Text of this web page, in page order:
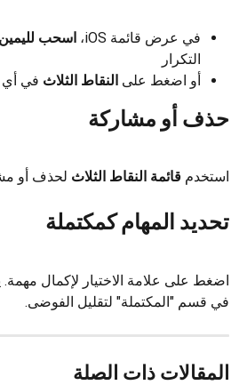
في عرض قائمة iOS، اسحب لليمين
التكرار
أو اضغط على النقاط الثلاث في أي
حذف أو مشاركة
استخدم قائمة النقاط الثلاث لحذف أو
تحديد المهام كمكتملة
اضغط على علامة الاختيار لإكمال
في قسم "المكتملة" لتقليل الفوضى.
المقالات ذات الصلة